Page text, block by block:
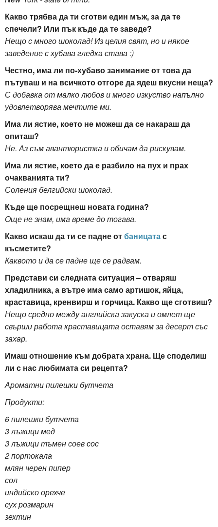
Какво трябва да ти сготви един мъж, за да те
спечели? Или пък къде да те заведе?
Нещо с много шоколад! Из целия свят, но и някое
заведение с хубава гледка става :)
Честно, има ли по-хубаво занимание от това да
пътуваш и на всичкото отгоре да ядеш вкусни неща?
С добавка от малко любов и много изкуство напълно
удовлетворява мечтите ми.
Има ли ястие, което не можеш да се накараш да
опиташ?
Не. Аз съм авантюристка и обичам да рискувам.
Има ли ястие, което да е разбило на пух и прах
очакванията ти?
Соления белгийски шоколад.
Къде ще посрещнеш новата година?
Още не знам, има време до тогава.
Какво искаш да ти се падне отбаницатас
късметите?
Каквото и да се падне ще се радвам.
Представи си следната ситуация – отваряш
хладилника, а вътре има само артишок, яйца,
краставица, кренвирш и горчица. Какво ще сготвиш?
Нещо средно между английска закуска и омлет ще
свърши работа краставицата оставям за десерт със
захар.
Имаш отношение към добрата храна. Ще споделиш
ли с нас любимата си рецепта?
Ароматни пилешки бутчета
Продукти:
6 пилешки бутчета
3 лъжици мед
3 лъжици тъмен соев сос
2 портокала
млян черен пипер
сол
индийско орехче
сух розмарин
зехтин